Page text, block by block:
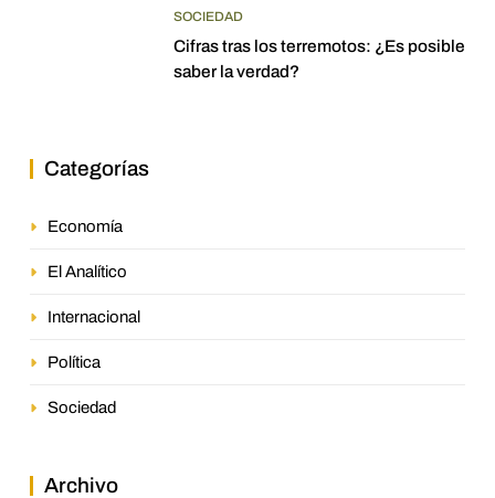
SOCIEDAD
Cifras tras los terremotos: ¿Es posible
saber la verdad?
Categorías
Economía
El Analítico
Internacional
Política
Sociedad
Archivo